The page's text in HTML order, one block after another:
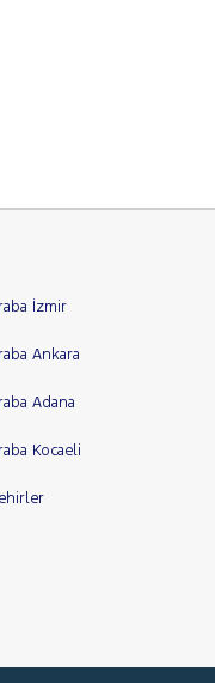
İzmir
Ankara
Adana
Kocaeli